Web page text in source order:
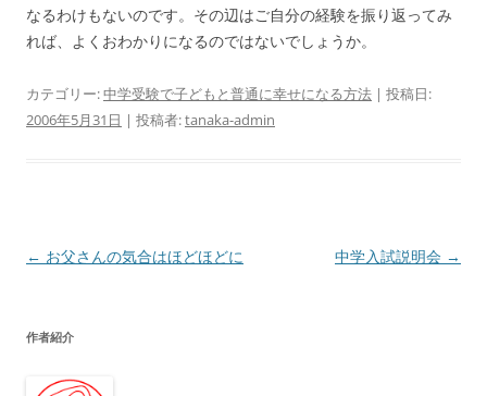
なるわけもないのです。その辺はご自分の経験を振り返ってみ
れば、よくおわかりになるのではないでしょうか。
カテゴリー:中学受験で子どもと普通に幸せになる方法 | 投稿日:
2006年5月31日 | 投稿者:tanaka-admin
投
ビ
← お父さんの気合はほどほどに 中学入試説明会 →
作者紹介